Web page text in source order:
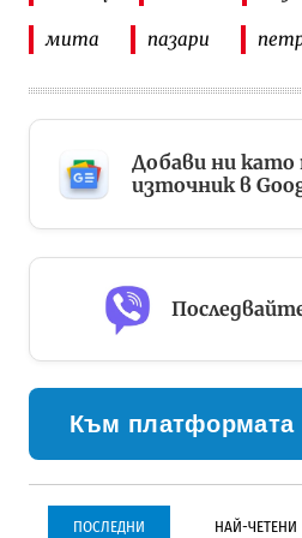
мита пазари
Добави ни
източник в
Към платформата
ПОСЛЕДНИ НАЙ-ЧЕТЕНИ